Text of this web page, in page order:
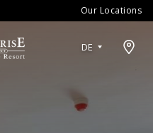
Our Locations
DE
Open map modal